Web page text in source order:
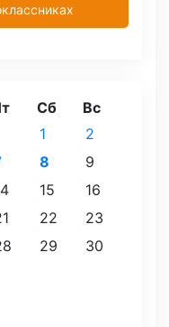
Сб Вс
1
2
8
9
15
16
22
23
29
30